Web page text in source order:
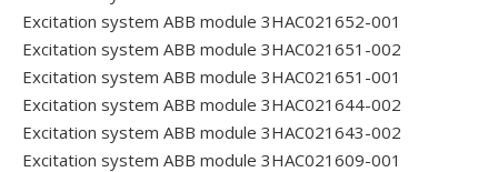
Excitation system ABB module 3HAC021652-001
Excitation system ABB module 3HAC021651-002
Excitation system ABB module 3HAC021651-001
Excitation system ABB module 3HAC021644-002
Excitation system ABB module 3HAC021643-002
Excitation system ABB module 3HAC021609-001